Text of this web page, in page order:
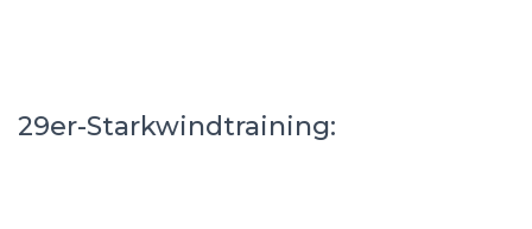
29er-Starkwindtraining: